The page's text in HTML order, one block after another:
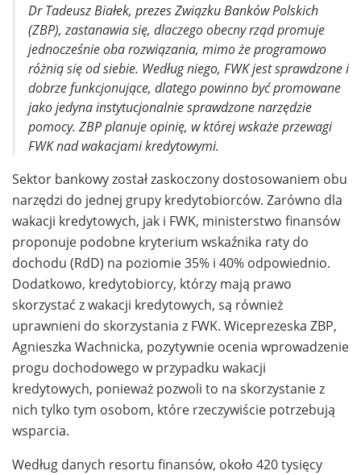
Dr Tadeusz Białek, prezes Związku Banków Polskich
(ZBP), zastanawia się, dlaczego obecny rząd promuje
jednocześnie oba rozwiązania, mimo że programowo
różnią się od siebie. Według niego, FWK jest sprawdzone i
dobrze funkcjonujące, dlatego powinno być promowane
jako jedyna instytucjonalnie sprawdzone narzędzie
pomocy. ZBP planuje opinię, w której wskaże przewagi
FWK nad wakacjami kredytowymi.
Sektor bankowy został zaskoczony dostosowaniem obu
narzędzi do jednej grupy kredytobiorców. Zarówno dla
wakacji kredytowych, jak i FWK, ministerstwo finansów
proponuje podobne kryterium wskaźnika raty do
dochodu (RdD) na poziomie 35% i 40% odpowiednio.
Dodatkowo, kredytobiorcy, którzy mają prawo
skorzystać z wakacji kredytowych, są również
uprawnieni do skorzystania z FWK. Wiceprezeska ZBP,
Agnieszka Wachnicka, pozytywnie ocenia wprowadzenie
progu dochodowego w przypadku wakacji
kredytowych, ponieważ pozwoli to na skorzystanie z
nich tylko tym osobom, które rzeczywiście potrzebują
wsparcia.
Według danych resortu finansów, około 420 tysięcy